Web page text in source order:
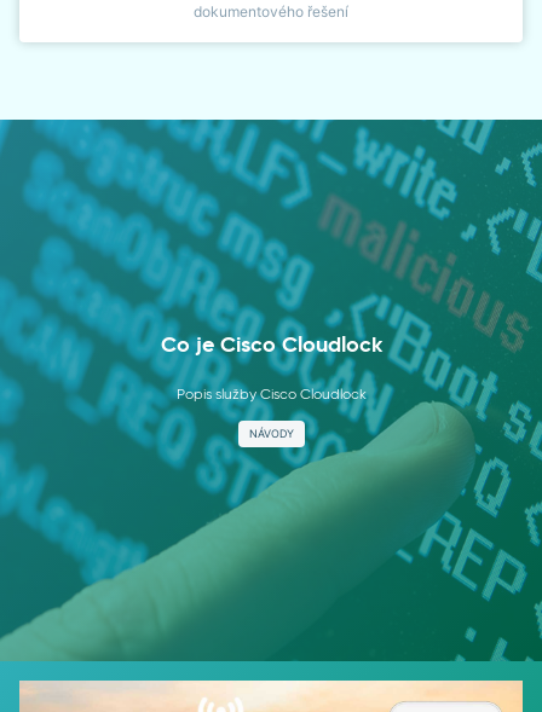
dokumentového řešení
Co je Cisco Cloudlock
Popis služby Cisco Cloudlock
NÁVODY